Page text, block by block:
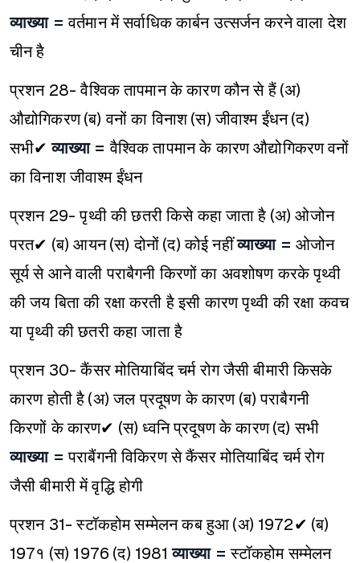
व्याख्या = वर्तमान में सर्वाधिक कार्बन उत्सर्जन करने वाला देश
चीन है
प्रशन 28- वैश्विक तापमान के कारण कौन से हैं (अ)
औद्योगिकरण (ब) वनों का विनाश (स) जीवाश्म ईंधन (द)
सभी✔ व्याख्या = वैश्विक तापमान के कारण औद्योगिकरण वनों
का विनाश जीवाश्म ईंधन
प्रशन 29- पृथ्वी की छतरी किसे कहा जाता है (अ) ओजोन
परत✔ (ब) आयन (स) दोनों (द) कोई नहींव्याख्या = ओजोन
सूर्य से आने वाली पराबैगनी किरणों का अवशोषण करके पृथ्वी
की जय बिता की रक्षा करती है इसी कारण पृथ्वी की रक्षा कवच
या पृथ्वी की छतरी कहा जाता है
प्रशन 30- कैंसर मोतियाबिंद चर्म रोग जैसी बीमारी किसके
कारण होती है (अ) जल प्रदूषण के कारण (ब) पराबैगनी
किरणों के कारण✔ (स) ध्वनि प्रदूषण के कारण (द) सभी
व्याख्या = पराबैंगनी विकिरण से कैंसर मोतियाबिंद चर्म रोग
जैसी बीमारी में वृद्धि होगी
प्रशन 31- स्टॉकहोम सम्मेलन कब हुआ (अ) 1972✔ (ब)
197१ (स) 1976 (द) 1981 व्याख्या = स्टॉकहोम सम्मेलन